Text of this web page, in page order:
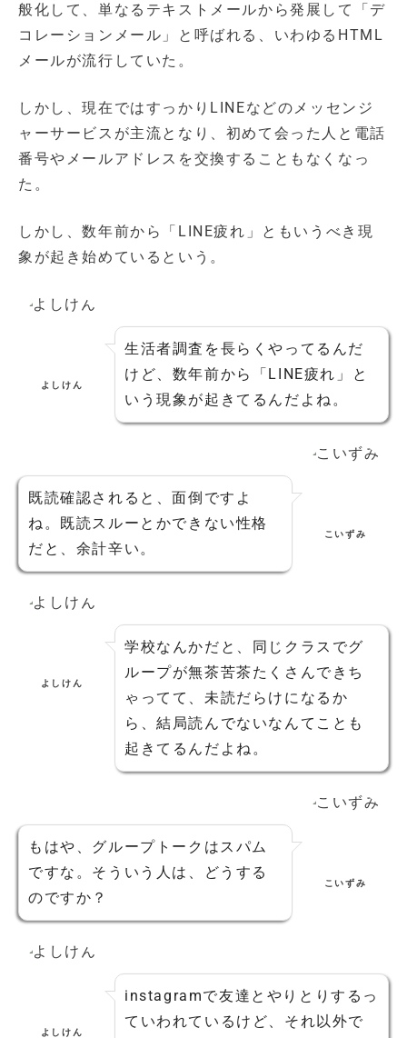
般化して、単なるテキストメールから発展して「デ
コレーションメール」と呼ばれる、いわゆるHTML
メールが流行していた。
しかし、現在ではすっかりLINEなどのメッセンジ
ャーサービスが主流となり、初めて会った人と電話
番号やメールアドレスを交換することもなくなっ
た。
しかし、数年前から「LINE疲れ」ともいうべき現
象が起き始めているという。
よしけん
生活者調査を長らくやってるんだ
けど、数年前から「LINE疲れ」と
いう現象が起きてるんだよね。
既読確認されると、面倒ですよ
ね。既読スルーとかできない性格
だと、余計辛い。
こいずみ
よしけん
学校なんかだと、同じクラスでグ
ループが無茶苦茶たくさんできち
ゃってて、未読だらけになるか
ら、結局読んでないなんてことも
起きてるんだよね。
もはや、グループトークはスパム
ですな。そういう人は、どうする
のですか？
こいずみ
よしけん
instagramで友達とやりとりするっ
ていわれているけど、それ以外で